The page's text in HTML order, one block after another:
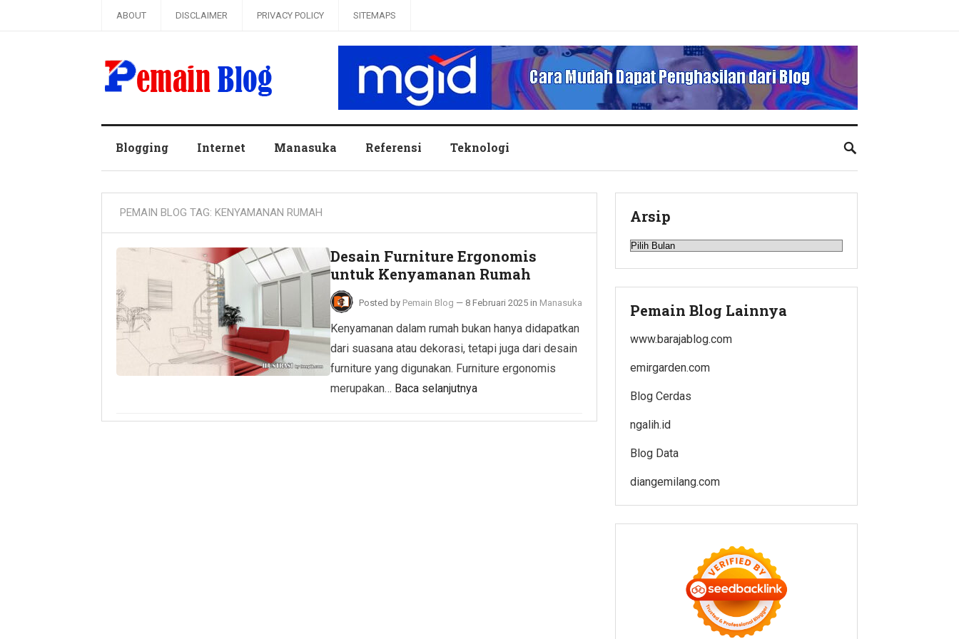
ABOUT DISCLAIMER PRIVACY POLICY SITEMAPS
Blogging Internet Manasuka Referensi Teknologi
PEMAIN BLOG TAG: KENYAMANAN RUMAH
Desain Furniture Ergonomis
untuk Kenyamanan Rumah
Posted by Pemain Blog — 8 Februari 2025 in Manasuka
Kenyamanan dalam rumah bukan hanya didapatkan
dari suasana atau dekorasi, tetapi juga dari desain
furniture yang digunakan. Furniture ergonomis
merupakan… Baca selanjutnya
Arsip
Arsip
Pemain Blog Lainnya
www.barajablog.com
emirgarden.com
Blog Cerdas
ngalih.id
Blog Data
diangemilang.com